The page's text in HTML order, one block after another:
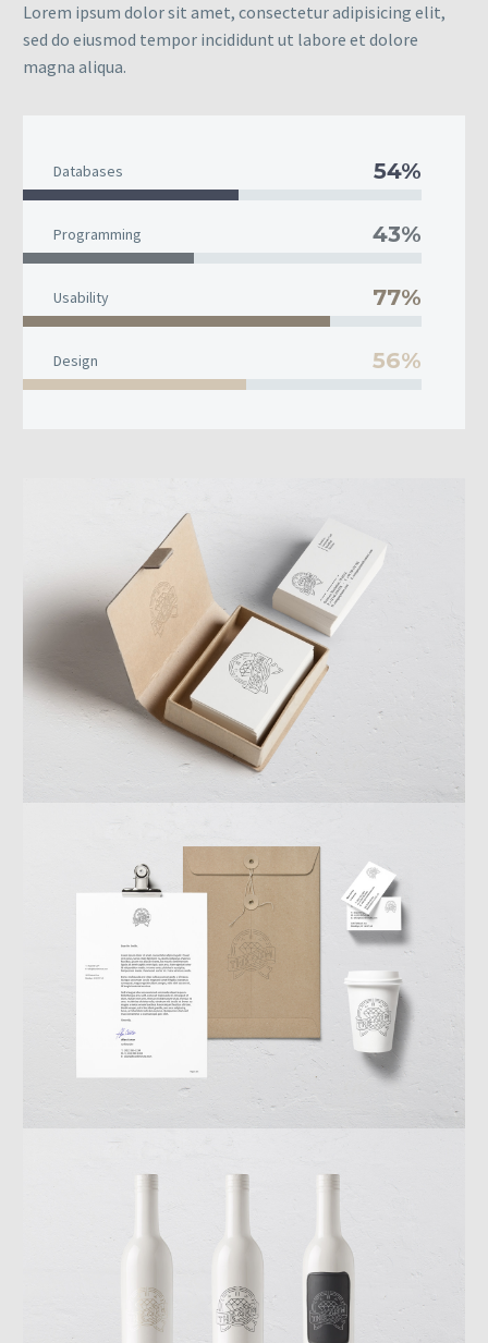
Lorem ipsum dolor sit amet, consectetur adipisicing elit,
sed do eiusmod tempor incididunt ut labore et dolore
magna aliqua.
Databases 54%
Programming 43%
Usability 77%
Design 56%